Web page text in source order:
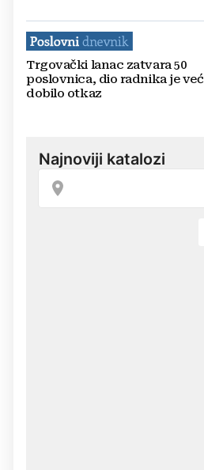
Trgovački lanac zatvara 50
poslovnica, dio radnika je već
dobilo otkaz